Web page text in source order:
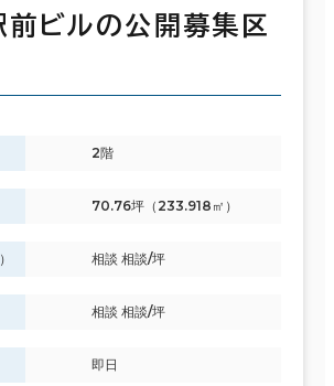
前ビルの公開募集区
2階
70.76坪（233.918㎡）
相談 相談/坪
相談 相談/坪
即日